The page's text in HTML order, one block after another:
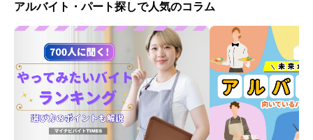
アルバイト・パート探しで人気のコラム